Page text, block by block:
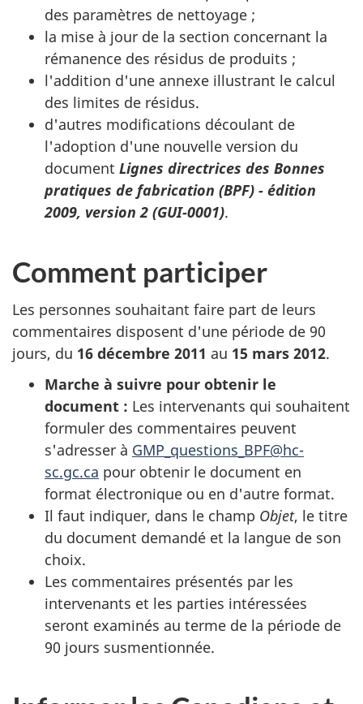
des paramètres de nettoyage ;
la mise à jour de la section concernant la
rémanence des résidus de produits ;
l'addition d'une annexe illustrant le calcul
des limites de résidus.
d'autres modifications découlant de
l'adoption d'une nouvelle version du
document Lignes directrices des Bonnes
pratiques de fabrication (BPF) - édition
2009, version 2 (GUI-0001).
Comment participer
Les personnes souhaitant faire part de leurs
commentaires disposent d'une période de 90
jours, du 16 décembre 2011 au 15 mars 2012.
Marche à suivre pour obtenir le
document : Les intervenants qui souhaitent
formuler des commentaires peuvent
s'adresser à GMP_questions_BPF@hc-
sc.gc.ca pour obtenir le document en
format électronique ou en d'autre format.
Il faut indiquer, dans le champ Objet, le titre
du document demandé et la langue de son
choix.
Les commentaires présentés par les
intervenants et les parties intéressées
seront examinés au terme de la période de
90 jours susmentionnée.